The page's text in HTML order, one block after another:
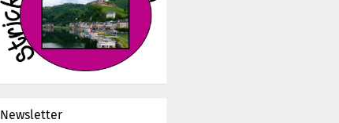
Newsletter